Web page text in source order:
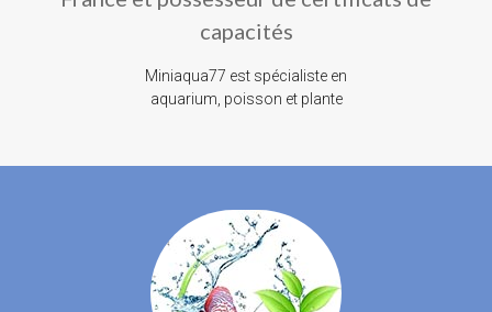
capacités
Miniaqua77 est spécialiste en
aquarium, poisson et plante